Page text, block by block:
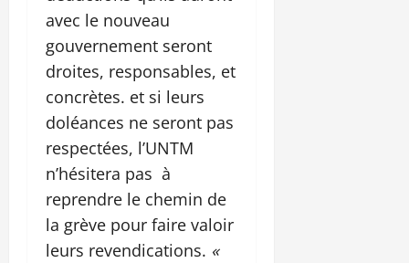
avec le nouveau
gouvernement seront
droites, responsables, et
concrètes. et si leurs
doléances ne seront pas
respectées, l’UNTM
n’hésitera pas à
reprendre le chemin de
la grève pour faire valoir
leurs revendications. «